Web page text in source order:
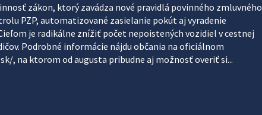
zákon, ktorý zavádza nové pravidlá povinného zmluvného
PZP, automatizované zasielanie pokút aj vyradenie
je radikálne znížiť počet nepoistených vozidiel v cestnej
Podrobné informácie nájdu občania na oficiálnom
, na ktorom od augusta pribudne aj možnosť overiť si...